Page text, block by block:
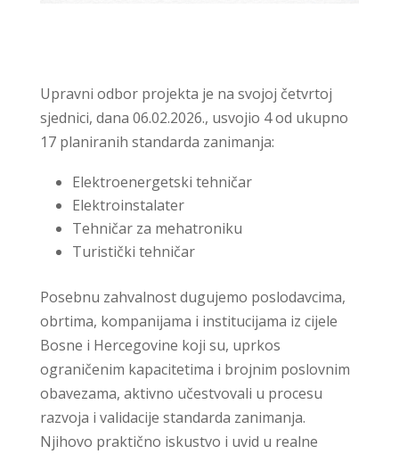
Upravni odbor projekta je na svojoj četvrtoj
sjednici, dana 06.02.2026., usvojio 4 od ukupno
17 planiranih standarda zanimanja:
Elektroenergetski tehničar
Elektroinstalater
Tehničar za mehatroniku
Turistički tehničar
Posebnu zahvalnost dugujemo poslodavcima,
obrtima, kompanijama i institucijama iz cijele
Bosne i Hercegovine koji su, uprkos
ograničenim kapacitetima i brojnim poslovnim
obavezama, aktivno učestvovali u procesu
razvoja i validacije standarda zanimanja.
Njihovo praktično iskustvo i uvid u realne